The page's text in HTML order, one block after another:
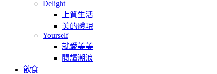
Delight
上質生活
美的體現
Yourself
就愛美美
閱讀潮浪
飲食